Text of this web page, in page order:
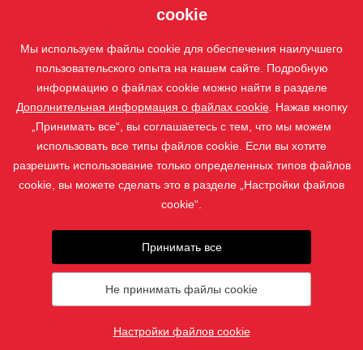
ISOTRA
КОНТАКТ
Фотографии защищены авторским правом, и их скачивание
или использование без разрешения запрещено.
создалwebProgress
cookie
Мы используем файлы cookie для обеспечения наилучшего
пользовательского опыта на нашем сайте. Подробную
информацию о файлах cookie можно найти в разделе
Дополнительная информация о файлах cookie. Нажав кнопку
„Принимать все“, вы соглашаетесь с тем, что мы можем
использовать все типы файлов cookie. Если вы хотите
разрешить использование только определенных типов файлов
cookie, вы можете сделать это в разделе „Настройки файлов
cookie“.
Принимать все
Не принимать файлы cookie
Настройки файлов cookie